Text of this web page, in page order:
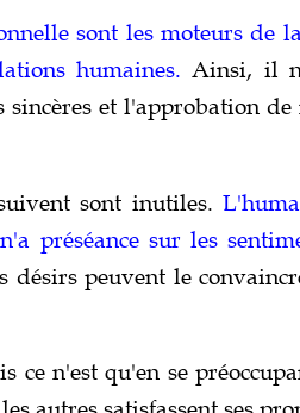
sont les moteurs de
humaines. Ainsi, il
et l'approbation de
sont inutiles.
préséance sur les
désirs peuvent le
ce n'est qu'en se